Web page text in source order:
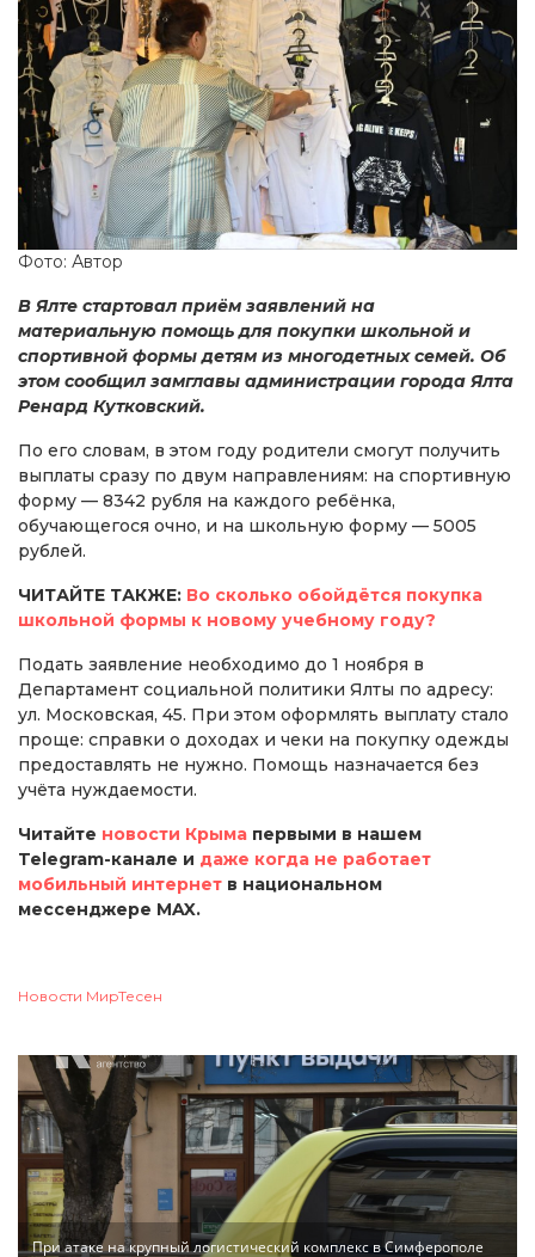
Фото: Автор
В Ялте стартовал приём заявлений на
материальную помощь для покупки школьной и
спортивной формы детям из многодетных семей. Об
этом сообщил замглавы администрации города Ялта
Ренард Кутковский.
По его словам, в этом году родители смогут получить
выплаты сразу по двум направлениям: на спортивную
форму — 8342 рубля на каждого ребёнка,
обучающегося очно, и на школьную форму — 5005
рублей.
ЧИТАЙТЕ ТАКЖЕ: Во сколько обойдётся покупка
школьной формы к новому учебному году?
Подать заявление необходимо до 1 ноября в
Департамент социальной политики Ялты по адресу:
ул. Московская, 45. При этом оформлять выплату стало
проще: справки о доходах и чеки на покупку одежды
предоставлять не нужно. Помощь назначается без
учёта нуждаемости.
Читайте новости Крыма первыми в нашем
Telegram-канале и даже когда не работает
мобильный интернет в национальном
мессенджере MAX.
Новости МирТесен
При атаке на крупный логистический комплекс в Симферополе